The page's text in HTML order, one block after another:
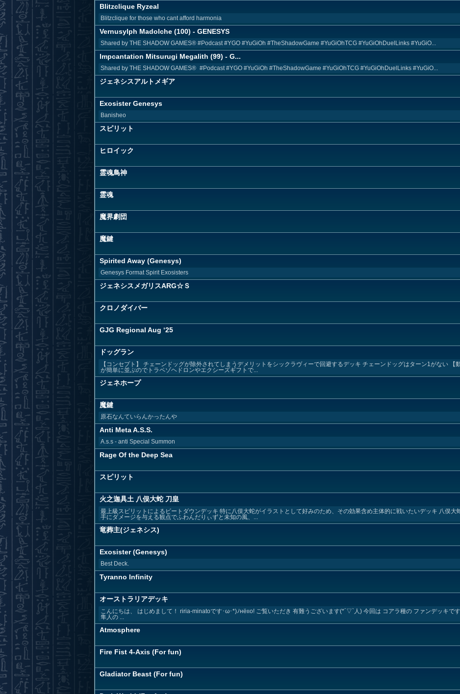
Blitzclique Ryzeal
Blitzclique for those who cant afford harmonia
Vernusylph Madolche (100) - GENESYS
Shared by THE SHADOW GAMES® #Podcast #YGO #YuGiOh #TheShadowGame #YuGiOhTCG #YuGiOhDuelLinks #YuGiO...
Impcantation Mitsurugi Megalith (99) - G...
Shared by THE SHADOW GAMES® #Podcast #YGO #YuGiOh #TheShadowGame #YuGiOhTCG #YuGiOhDuelLinks #YuGiO...
ジェネシスアルトメギア
Exosister Genesys
Banisheo
スピリット
ヒロイック
霊魂鳥神
霊魂
魔界劇団
魔鍵
Spirited Away (Genesys)
Genesys Format Spirit Exosisters
ジェネシスメガリスARG☆Ｓ
クロノダイバー
GJG Regional Aug ‘25
ドッグラン
【コンセプト】 チェーンドッグが除外されてしまうデメリットをシックラヴィーで回避するデッキ チェーンドッグはターン1がない 【
が簡単に並ぶのでトラペゾヘドロンやエクシーズギフトで...
ジェネホープ
魔鍵
原石なんていらんかったんや
Anti Meta A.S.S.
A.s.s - anti Special Summon
Rage Of the Deep Sea
スピリット
火之迦具土 八俣大蛇 刀皇
最上級スピリットによるビートダウンデッキ 特に八俣大蛇がイラストとして好みのため、その効果含め主体的に戦いたいデッキ 八俣大
手にダメージを与える観点でふわんだりぃずと未知の風、...
竜葬主(ジェネシス)
Exosister (Genesys)
Best Deck.
Tyranno Infinity
オーストラリアデッキ
こんにちは、 はじめまして！ riria-minatoです･ω･*)ﾉнёιιο! ご覧いただき 有難うございます(*´▽`人) 今回は コアラ種の ファンデッキで
隼人の ...
Atmosphere
Fire Fist 4-Axis (For fun)
Gladiator Beast (For fun)